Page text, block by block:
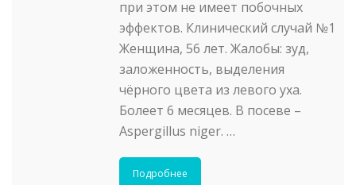
при этом не имеет побочных
эффектов. Клинический случай №1
Женщина, 56 лет. Жалобы: зуд,
заложенность, выделения
чёрного цвета из левого уха.
Болеет 6 месяцев. В посеве –
Aspergillus niger. …
Подробнее